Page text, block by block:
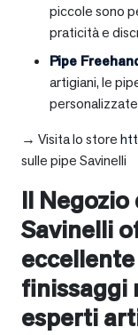
piccole sono
praticità e
Pipe
artigiani, le
→ Visita lo store
sulle pipe Savinelli
Il Negozio
Savinelli
finissaggi
esperti